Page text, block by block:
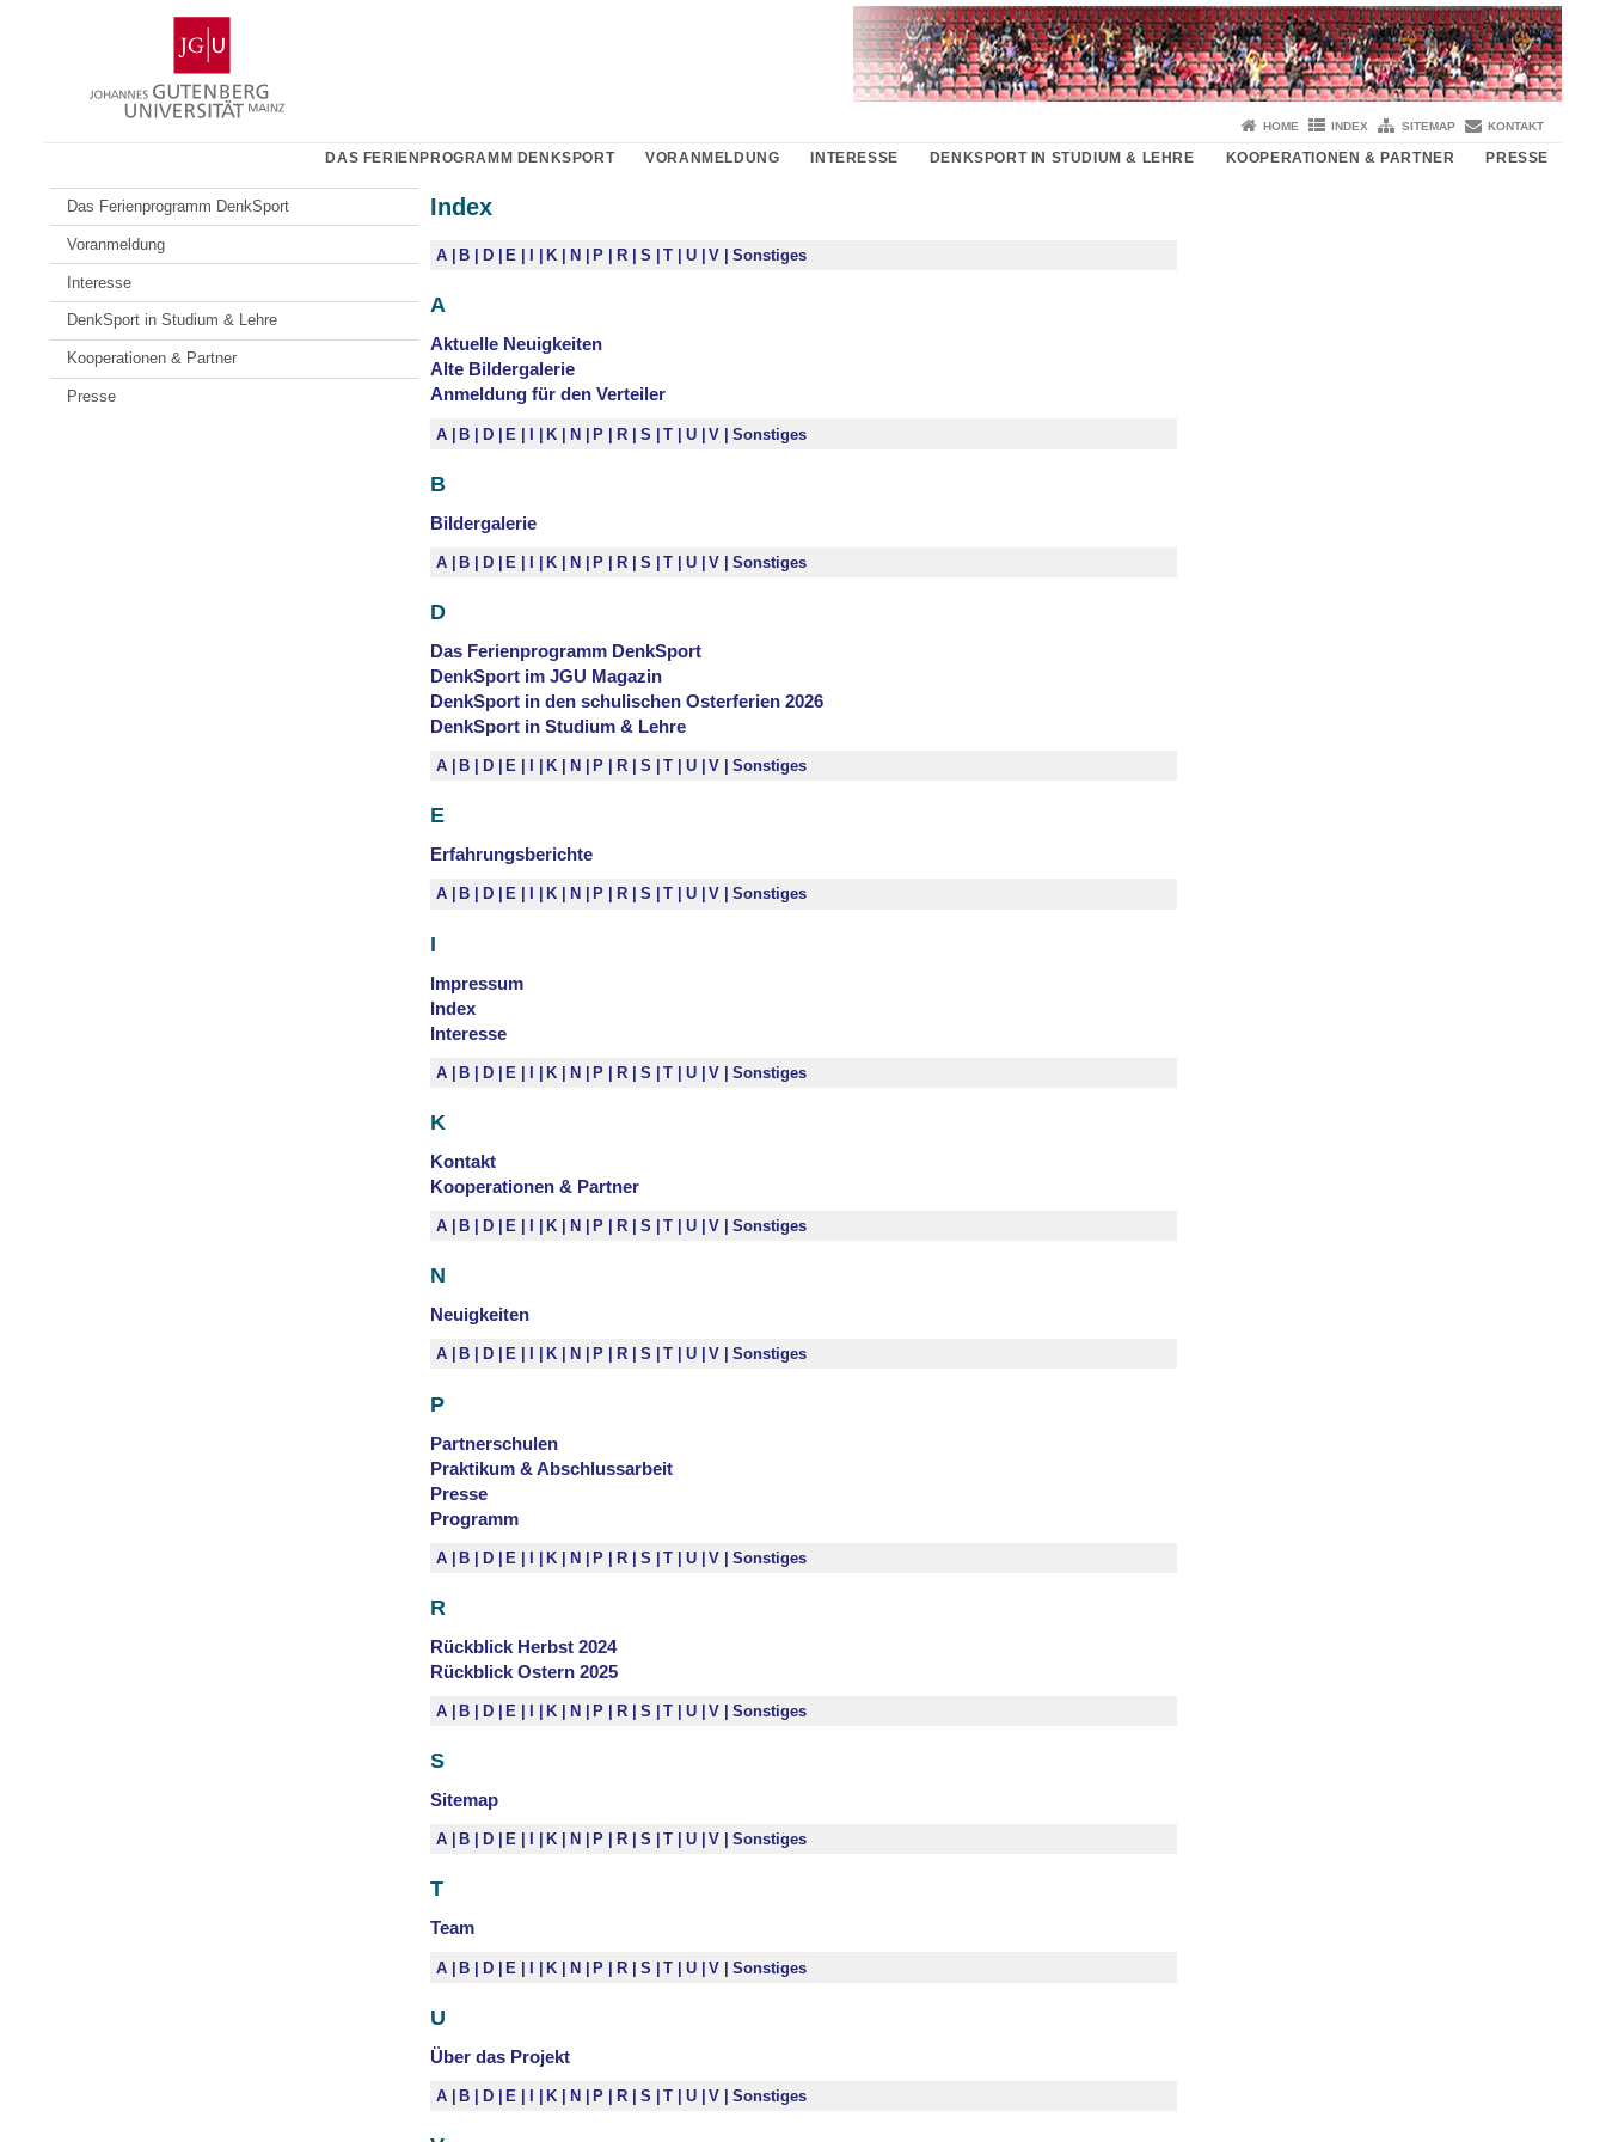
Gutenberg-
Universität
Mainz
HOME INDEX SITEMAP KONTAKT
DAS FERIENPROGRAMM DENKSPORT VORANMELDUNG INTERESSE DENKSPORT IN STUDIUM & LEHRE KOOPERATIONEN & PARTNER PRESSE
Das Ferienprogramm DenkSport
Voranmeldung
Interesse
DenkSport in Studium & Lehre
Kooperationen & Partner
Presse
Index
A B D E K N P R S T U V Sonstiges
A
Aktuelle Neuigkeiten
Alte Bildergalerie
Anmeldung für den Verteiler
A B D E I K N P R S T U V Sonstiges
B
Bildergalerie
A B D E K N P R S T U V Sonstiges
D
Das Ferienprogramm DenkSport
DenkSport im JGU Magazin
DenkSport in den schulischen Osterferien 2026
DenkSport in Studium & Lehre
A B D E K N P R S T U V Sonstiges
E
Erfahrungsberichte
A B D E K N P R S T U V Sonstiges
I
Impressum
Index
Interesse
A B D E I K N P R S T U V Sonstiges
K
Kontakt
Kooperationen & Partner
A B D E K N P R S T U V Sonstiges
N
Neuigkeiten
A B D E K N P R S T U V Sonstiges
P
Partnerschulen
Praktikum & Abschlussarbeit
Presse
Programm
A B D E I K N P R S T U V Sonstiges
R
Rückblick Herbst 2024
Rückblick Ostern 2025
A B D E K N P R S T U V Sonstiges
S
Sitemap
A B D E K N P R S T U V Sonstiges
T
Team
A B D E I K N P R S T U V Sonstiges
U
Über das Projekt
A B D E K N P R S T U V Sonstiges